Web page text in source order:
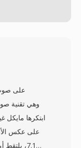
ابتكرها مايكل
7.1،